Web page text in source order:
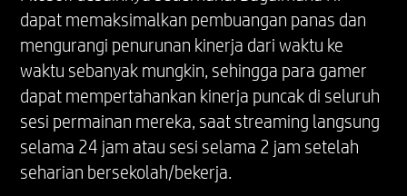
LAYAR
Layar diagonal 40,6 cm (16 inci), WQXGA (2560
x 1600), 60-240 Hz, waktu respons 3 mdtk,
IPS, micro-edge, anti-glare, Cahaya Biru Redup,
500 nits, sRGB 100%
dapat memaksimalkan pembuangan panas dan
mengurangi penurunan kinerja dari waktu ke
waktu sebanyak mungkin, sehingga para gamer
dapat mempertahankan kinerja puncak di seluruh
sesi permainan mereka, saat streaming langsung
selama 24 jam atau sesi selama 2 jam setelah
seharian bersekolah/bekerja.